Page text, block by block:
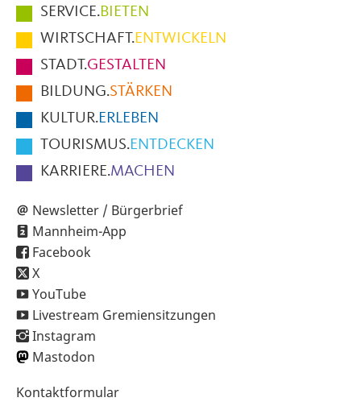
Hauptmenüpunkte
im
Fußbereich
der
Seite
SERVICE.BIETEN
WIRTSCHAFT.ENTWICKELN
STADT.GESTALTEN
BILDUNG.STÄRKEN
KULTUR.ERLEBEN
TOURISMUS.ENTDECKEN
KARRIERE.MACHEN
Newsletter / Bürgerbrief
Mannheim-App
Facebook
X
YouTube
Livestream Gremiensitzungen
Instagram
Mastodon
Sekundärnavigation
Kontaktformular